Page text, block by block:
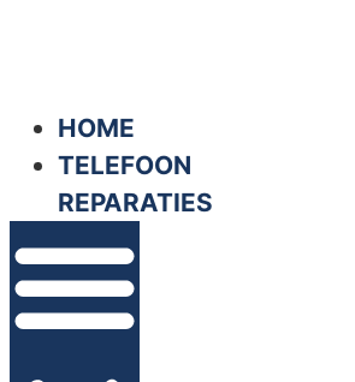
inhoudHOME
TELEFOON
REPARATIES